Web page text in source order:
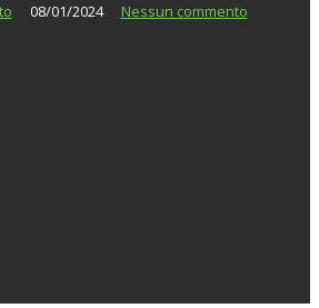
08/01/2024 Nessun commento